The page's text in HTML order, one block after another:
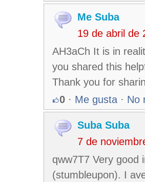
Me Suba
19 de abril de
AH3aCh It is in
you shared this
Thank you for
0 · Me gusta · No
Suba Suba
7 de
qww7T7 Very good
(stumbleupon). I